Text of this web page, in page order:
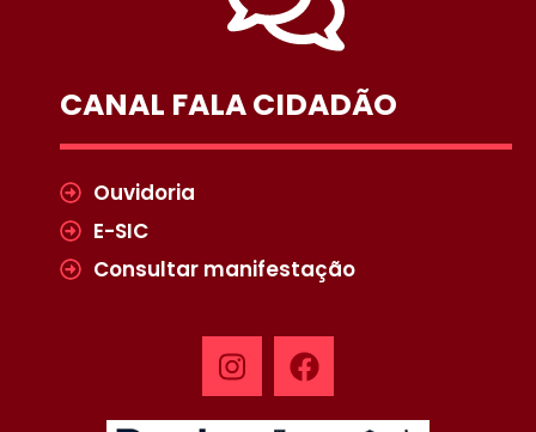
CANAL FALA CIDADÃO
Ouvidoria
E-SIC
Consultar manifestação